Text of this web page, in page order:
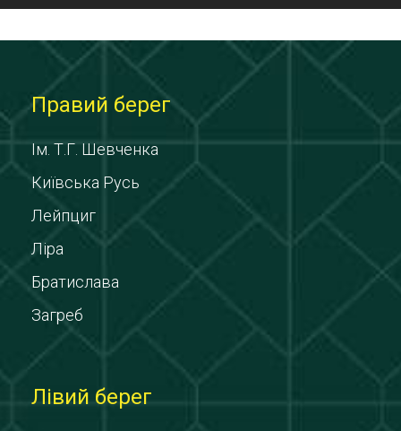
Правий берег
Ім. Т.Г. Шевченка
Київська Русь
Лейпциг
Ліра
Братислава
Загреб
Лівий берег